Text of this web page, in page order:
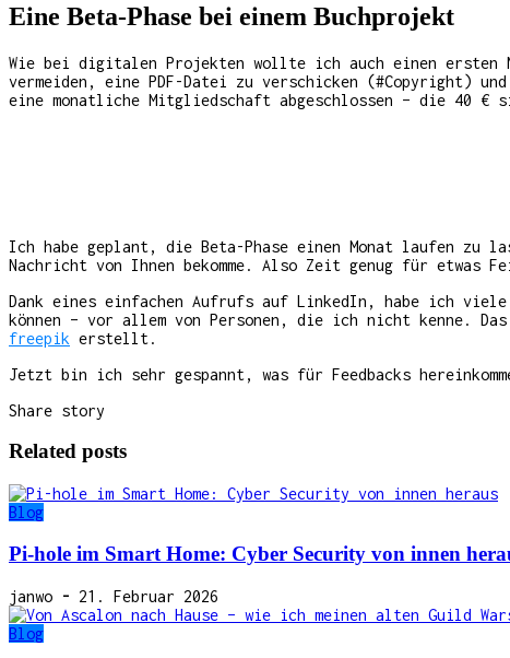
Eine Beta-Phase bei einem Buchprojekt
Wie bei digitalen Projekten wollte ich auch einen ersten
vermeiden, eine PDF-Datei zu verschicken (#Copyright)
eine monatliche Mitgliedschaft abgeschlossen – die 40
Ich habe geplant, die Beta-Phase einen Monat laufen zu
Nachricht von Ihnen bekomme. Also Zeit genug für etwas
Dank eines einfachen Aufrufs auf LinkedIn, habe ich
können – vor allem von Personen, die ich nicht kenne.
freepik erstellt.
Jetzt bin ich sehr gespannt, was für Feedbacks
Share story
Related posts
Blog
Pi-hole im Smart Home: Cyber Security von innen
janwo - 21. Februar 2026
Blog